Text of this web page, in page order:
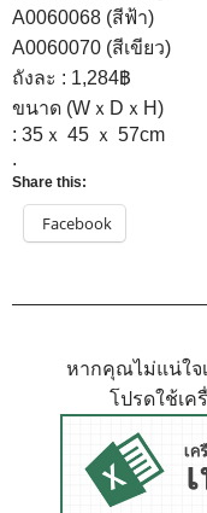
A0060068 (สีฟ้า)
A0060070 (สีเขียว)
ถังละ : 1,284฿
ขนาด (WｘDｘH)
: 35ｘ 45 ｘ 57cm
.
Share this:
Facebook
หากคุณไม่แน่ใจ
โปรดใช้เค